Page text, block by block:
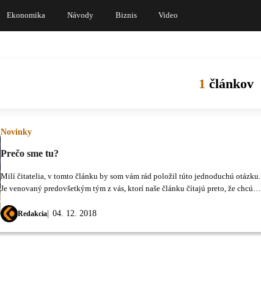
Ekonomika Návody Biznis Video
1 článkov
Novinky
Prečo sme tu?
Redakcia 04. 12. 2018
Milí čitatelia, v tomto článku by som vám rád položil túto jednoduchú otázku.
Je venovaný predovšetkým tým z vás, ktorí naše článku čítajú preto, že chcú